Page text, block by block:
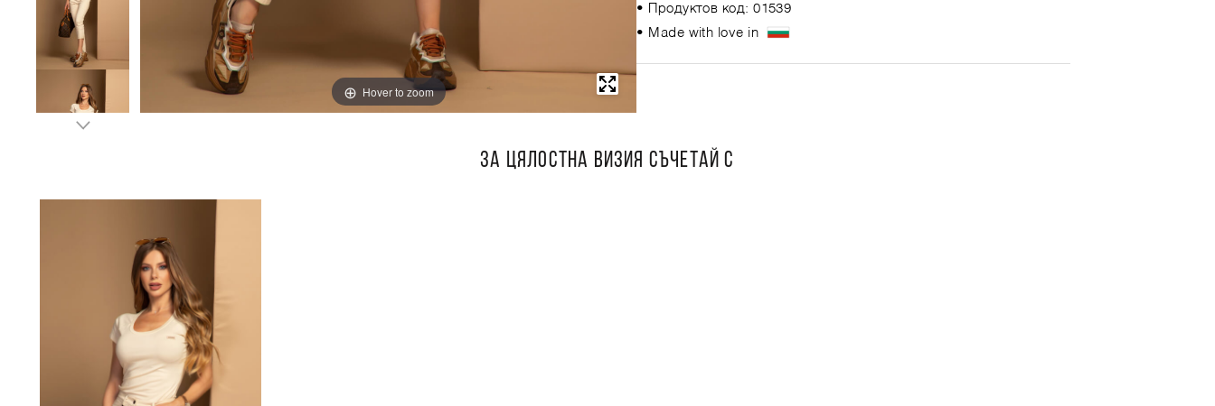
Hover to zoom
• Продуктов код: 01539
• Made with love in
ЗА ЦЯЛОСТНА ВИЗИЯ СЪЧЕТАЙ С